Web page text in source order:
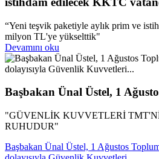
“Yeni teşvik paketiyle aylık prim ve
milyon TL'ye yükselttik"
Devamını oku
Başbakan Ünal Üstel, 1
"GÜVENLİK KUVVETLERİ
RUHUDUR"
Başbakan Ünal Üstel, 1 Ağustos